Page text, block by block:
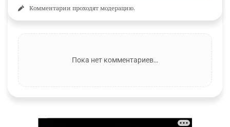
Комментарии проходят модерацию.
Пока нет комментариев…